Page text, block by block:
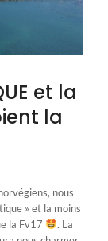
et la
la
nous
» et la moins
la Fv17
. La